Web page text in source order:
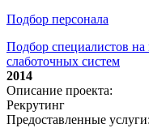
Подбор персонала
Подбор специалистов
слаботочных систем
2014
Описание проекта:
Рекрутинг
Предоставленные услуги: